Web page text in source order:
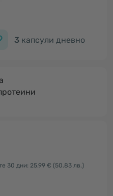
3 капсули дневно
30 дни: 25.99 € (50.83 лв.)